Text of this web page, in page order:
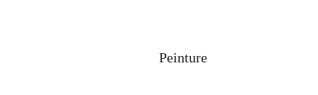
Peinture